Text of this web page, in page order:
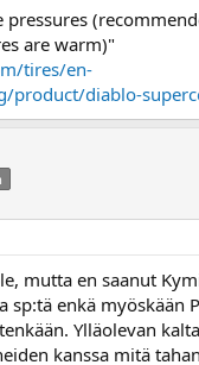
pressures
are warm)"
tires/en-
product/diablo-
mutta en saanut
sp:tä enkä myöskään
Ylläolevan
kanssa mitä